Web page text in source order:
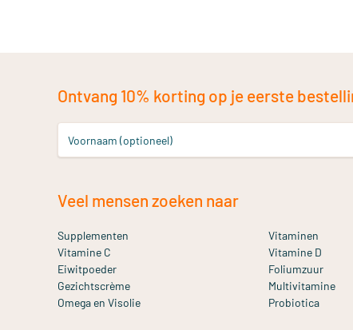
Ontvang 10% korting op je eerste
Voornaam (optioneel)
Veel mensen zoeken naar
Supplementen Vitaminen
Vitamine C
Vitamine D
Eiwitpoeder
Foliumzuur
Gezichtscrème
Multivitamine
Omega en Visolie
Probiotica